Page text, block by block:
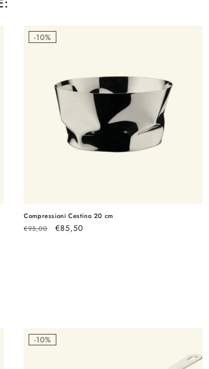
-10%
Compressioni Cestino 20 cm
Prezzo
€95,00
Prezzo
€85,50
-10%